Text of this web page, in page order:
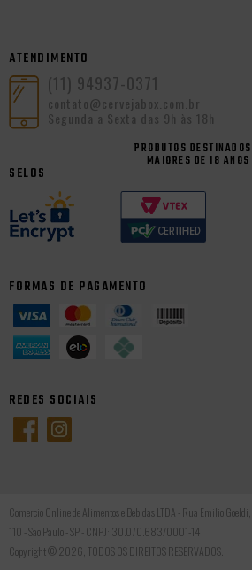
ATENDIMENTO
(11) 94937-0371
contato@cervejabox.com.br
Segunda a Sexta das 9h às 18h
PRODUTOS
MAIORES DE 18 ANOS
SELOS
FORMAS DE PAGAMENTO
REDES SOCIAIS
Comercio Online de Alimentos e Bebidas LTDA - Rua Emilio
110 - Sao Paulo - SP - CNPJ: 30.070.683/0001-14
Copyright © 2026, TODOS OS DIREITOS RESERVADOS.